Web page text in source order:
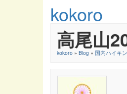
kokoro
高尾山
kokoro » Blog » 国内ハイキ